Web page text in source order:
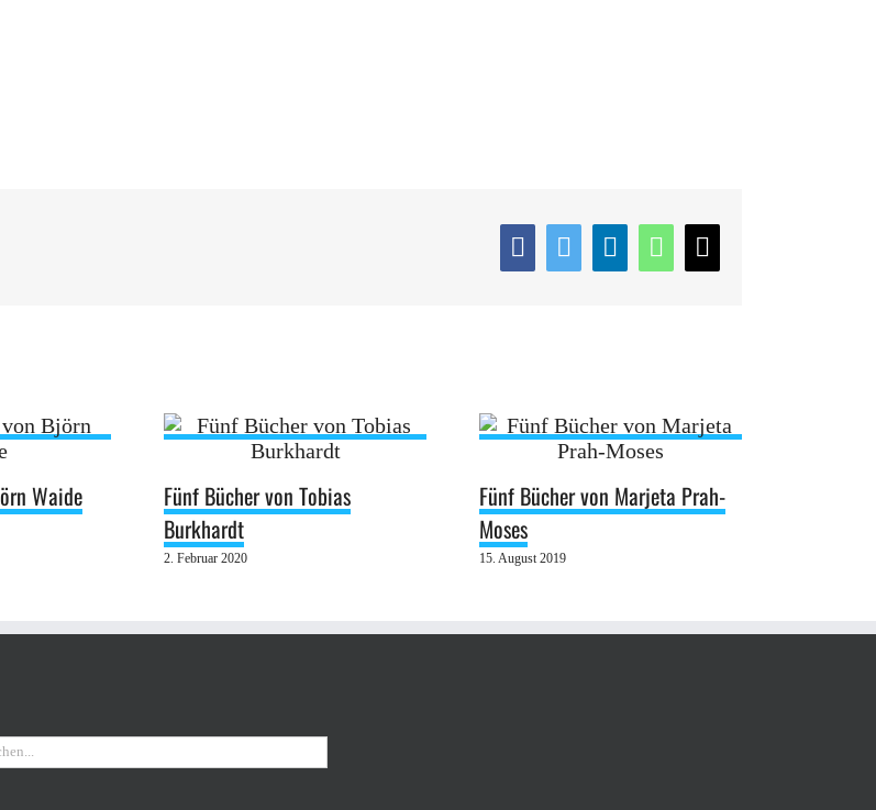
Facebook
TwitterLinkedIn
WhatsApp
E-
Waide
Fünf Bücher von Tobias
Burkhardt
2. Februar 2020
Fünf Bücher von Marjeta Prah-
Moses
15. August 2019